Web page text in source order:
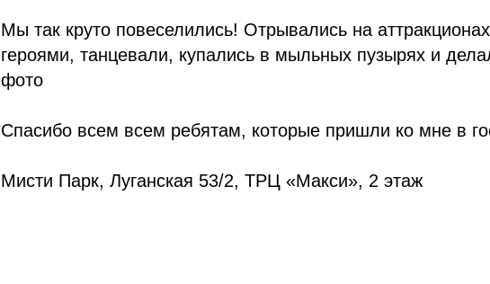
Мы так круто повеселились! Отрывались на
героями, танцевали, купались в мыльных пузырях и
фото⠀
Спасибо всем всем ребятам, которые пришли ко мне в
Мисти Парк, Луганская 53/2, ТРЦ «Макси», 2 этаж